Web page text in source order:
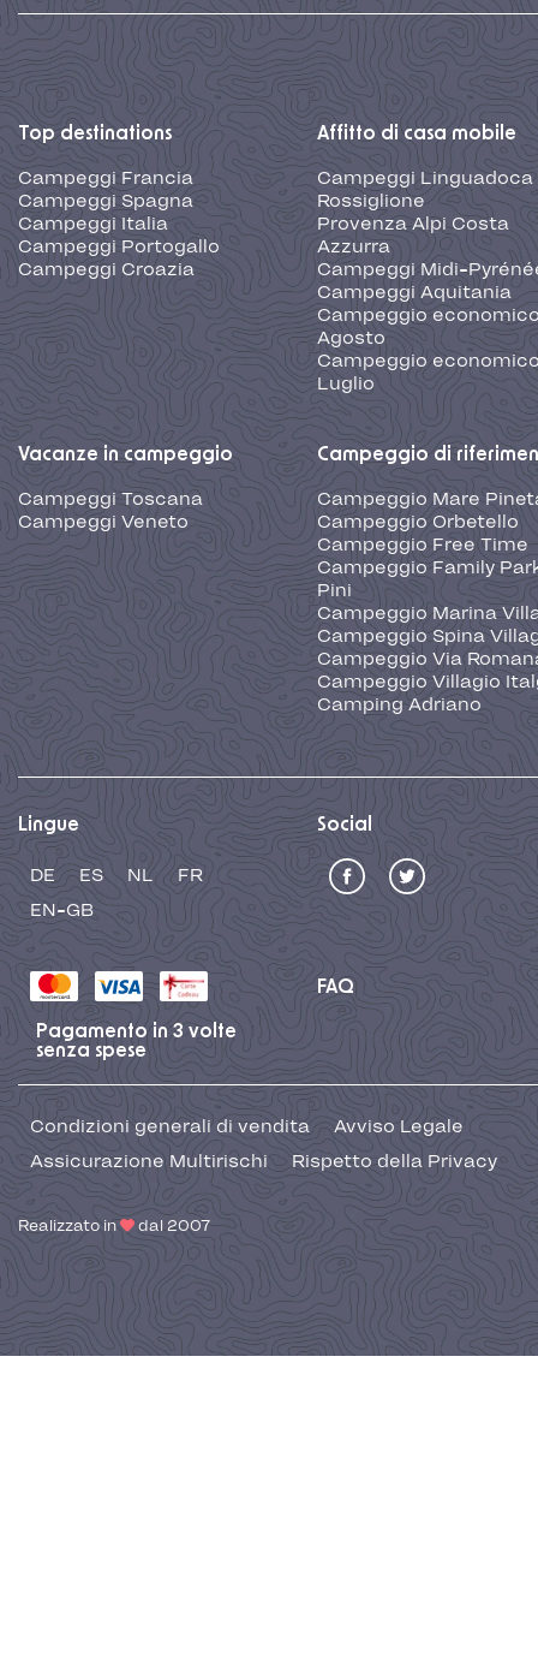
Top destinations
Campeggi Francia
Campeggi Spagna
Campeggi Italia
Campeggi Portogallo
Campeggi Croazia
Affitto di casa mobile
Campeggi Linguadoca
Rossiglione
Provenza Alpi Costa
Azzurra
Campeggi Midi-
Campeggi Aquitania
Campeggio
Agosto
Campeggio
Luglio
Vacanze in campeggio
Campeggi Toscana
Campeggi Veneto
Campeggio di
Campeggio Mare
Campeggio Orbetello
Campeggio Free Time
Campeggio Family
Pini
Campeggio Marina
Campeggio Spina
Campeggio Via
Campeggio Villagio
Camping Adriano
Lingue
DE ES NL
FR
EN-GB
Social
FAQ
Pagamento in 3 volte
senza spese
Condizioni generali di vendita
Avviso Legale
Assicurazione Multirischi
Rispetto della Privacy
Realizzato in dal 2007